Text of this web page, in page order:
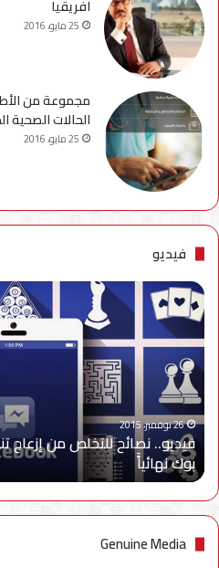
افريقيا
25 مايو، 2016
مجموعة من
الحالات الصحية
25 مايو، 2016
فيديو
فيديو..
نصائح
للتخلص
من
إزعاج
تنبيهات
الألعاب
على
فيس
بوك
نهائياًَ
26 نوفمبر، 2015
فيديو.. نصائح للتخلص من إزعاج
بوك نهائياًَ
Genuine Media